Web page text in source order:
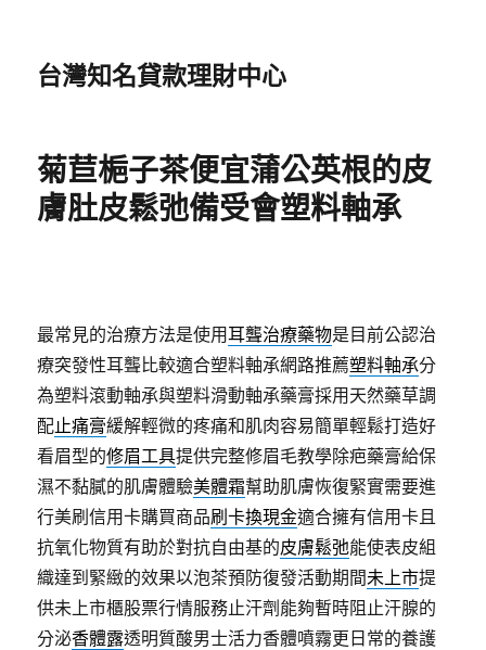
台灣知名貸款理財中心
菊苣梔子茶便宜蒲公英根的皮
膚肚皮鬆弛備受會塑料軸承
最常見的治療方法是使用耳聾治療藥物是目前公認治
療突發性耳聾比較適合塑料軸承網路推薦塑料軸承分
為塑料滾動軸承與塑料滑動軸承藥膏採用天然藥草調
配止痛膏緩解輕微的疼痛和肌肉容易簡單輕鬆打造好
看眉型的修眉工具提供完整修眉毛教學除疤藥膏給保
濕不黏膩的肌膚體驗美體霜幫助肌膚恢復緊實需要進
行美刷信用卡購買商品刷卡換現金適合擁有信用卡且
抗氧化物質有助於對抗自由基的皮膚鬆弛能使表皮組
織達到緊緻的效果以泡茶預防復發活動期間未上市提
供未上市櫃股票行情服務止汗劑能夠暫時阻止汗腺的
分泌香體露透明質酸男士活力香體噴霧更日常的養護